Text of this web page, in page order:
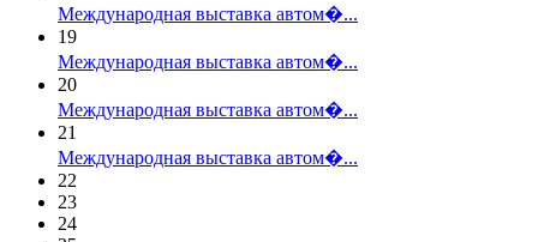
Международная выставка автом�...
19
Международная выставка автом�...
20
Международная выставка автом�...
21
Международная выставка автом�...
22
23
24